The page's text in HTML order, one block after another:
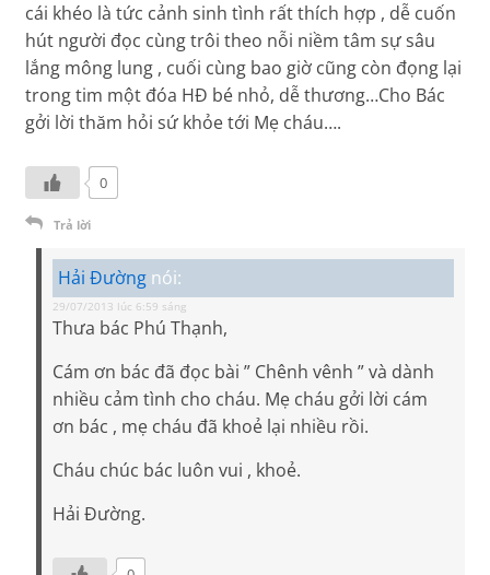
cái khéo là tức cảnh sinh tình rất thích hợp , dễ cuốn
hút người đọc cùng trôi theo nỗi niềm tâm sự sâu
lắng mông lung , cuối cùng bao giờ cũng còn đọng lại
trong tim một đóa HĐ bé nhỏ, dễ thương…Cho Bác
gởi lời thăm hỏi sứ khỏe tới Mẹ cháu….
0
Trả lời
Hải Đường nói:
29/07/2013 lúc 6:59 sáng
Thưa bác Phú Thạnh,
Cám ơn bác đã đọc bài ” Chênh vênh ” và dành
nhiều cảm tình cho cháu. Mẹ cháu gởi lời cám
ơn bác , mẹ cháu đã khoẻ lại nhiều rồi.
Cháu chúc bác luôn vui , khoẻ.
Hải Đường.